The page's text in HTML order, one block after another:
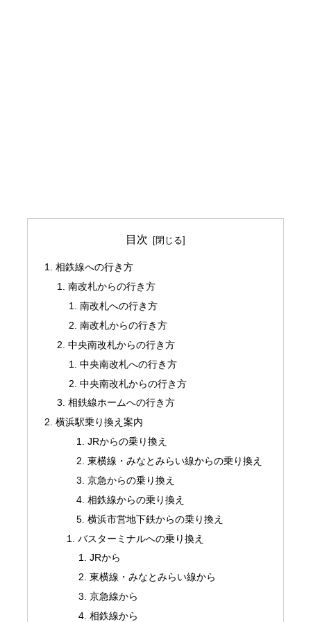
目次
相鉄線への行き方
南改札からの行き方
南改札への行き方
南改札からの行き方
中央南改札からの行き方
中央南改札への行き方
中央南改札からの行き方
相鉄線ホームへの行き方
横浜駅乗り換え案内
JRからの乗り換え
東横線・みなとみらい線からの乗り換え
京急からの乗り換え
相鉄線からの乗り換え
横浜市営地下鉄からの乗り換え
バスターミナルへの乗り換え
JRから
東横線・みなとみらい線から
京急線から
相鉄線から